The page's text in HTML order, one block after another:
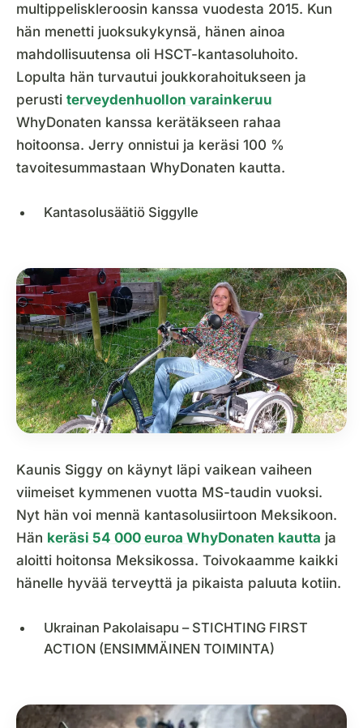
multippeliskleroosin kanssa vuodesta 2015. Kun
hän menetti juoksukykynsä, hänen ainoa
mahdollisuutensa oli HSCT-kantasoluhoito.
Lopulta hän turvautui joukkorahoitukseen ja
perusti terveydenhuollon varainkeruu
WhyDonaten kanssa kerätäkseen rahaa
hoitoonsa. Jerry onnistui ja keräsi 100 %
tavoitesummastaan WhyDonaten kautta.
Kantasolusäätiö Siggylle
Kaunis Siggy on käynyt läpi vaikean vaiheen
viimeiset kymmenen vuotta MS-taudin vuoksi.
Nyt hän voi mennä kantasolusiirtoon Meksikoon.
Hän keräsi 54 000 euroa WhyDonaten kautta ja
aloitti hoitonsa Meksikossa. Toivokaamme kaikki
hänelle hyvää terveyttä ja pikaista paluuta kotiin.
Ukrainan Pakolaisapu – STICHTING FIRST
ACTION (ENSIMMÄINEN TOIMINTA)